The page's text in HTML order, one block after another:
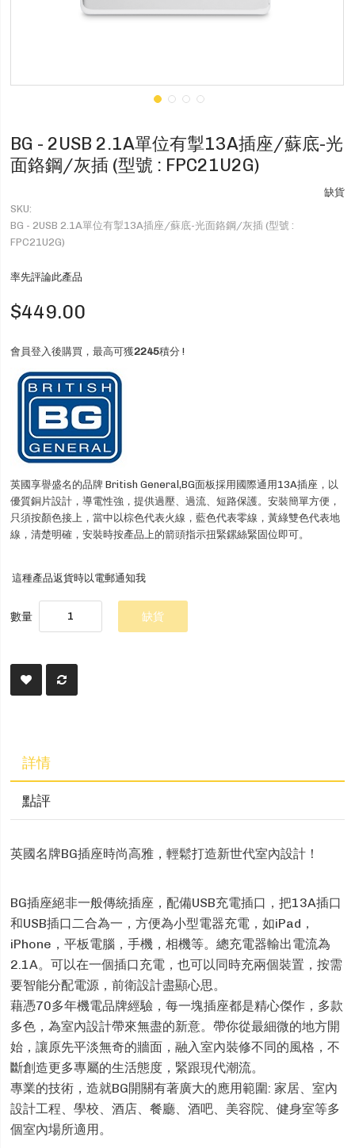
BG - 2USB 2.1A單位有掣13A插座/蘇底-光
面鉻鋼/灰插 (型號 : FPC21U2G)
缺貨
SKU
BG - 2USB 2.1A單位有掣13A插座/蘇底-光面鉻鋼/灰插 (型號 :
FPC21U2G)
率先評論此產品
$449.00
會員登入後購買，最高可獲2245積分 !
英國享譽盛名的品牌 British General,BG面板採用國際通用13A插座，以
優質銅片設計，導電性強，提供過壓、過流、短路保護。安裝簡單方便，
只須按顏色接上，當中以棕色代表火線，藍色代表零線，黃綠雙色代表地
線，清楚明確，安裝時按產品上的箭頭指示扭緊鏍絲緊固位即可。
這種產品返貨時以電郵通知我
數量 缺貨
詳情
點評
英國名牌BG插座時尚高雅，輕鬆打造新世代室內設計！
BG插座絕非一般傳統插座，配備USB充電插口，把13A插口
和USB插口二合為一，方便為小型電器充電，如iPad，
iPhone，平板電腦，手機，相機等。總充電器輸出電流為
2.1A。可以在一個插口充電，也可以同時充兩個裝置，按需
要智能分配電源，前衛設計盡顯心思。
藉憑70多年機電品牌經驗，每一塊插座都是精心傑作，多款
多色，為室內設計帶來無盡的新意。帶你從最細微的地方開
始，讓原先平淡無奇的牆面，融入室內裝修不同的風格，不
斷創造更多專屬的生活態度，緊跟現代潮流。
專業的技術，造就BG開關有著廣大的應用範圍: 家居、室內
設計工程、學校、酒店、餐廳、酒吧、美容院、健身室等多
個室內場所適用。